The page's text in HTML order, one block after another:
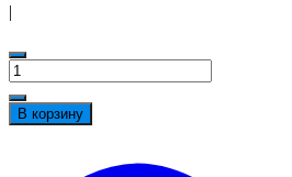
|
Количество
товара
Костюм
мужской
В корзину